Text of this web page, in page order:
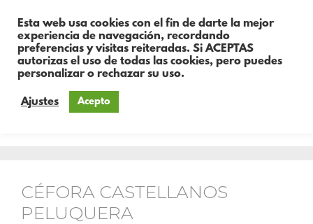
Día: 3 de febrero de 2013
CÉFORA CASTELLANOS
PELUQUERA
Esta web usa cookies con el fin de darte la mejor
experiencia de navegación, recordando
preferencias y visitas reiteradas. Si ACEPTAS
autorizas el uso de todas las cookies, pero puedes
personalizar o rechazar su uso.
Ajustes Acepto